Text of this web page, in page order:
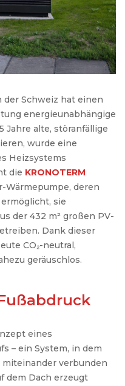
der Schweiz hat einen
energieunabhängige
Jahre alte, störanfällige
, wurde eine
Heizsystems
die KRONOTERM
Wärmepumpe, deren
ermöglicht, sie
der 432 m² großen PV-
. Dank dieser
CO₂-neutral,
geräuschlos.
eines
– ein System, in dem
miteinander verbunden
dem Dach erzeugt